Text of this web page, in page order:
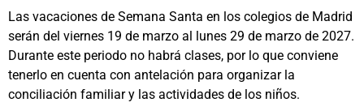
Las vacaciones de Semana Santa en los colegios de Madrid
serán del viernes 19 de marzo al lunes 29 de marzo de 2027.
Durante este periodo no habrá clases, por lo que conviene
tenerlo en cuenta con antelación para organizar la
conciliación familiar y las actividades de los niños.